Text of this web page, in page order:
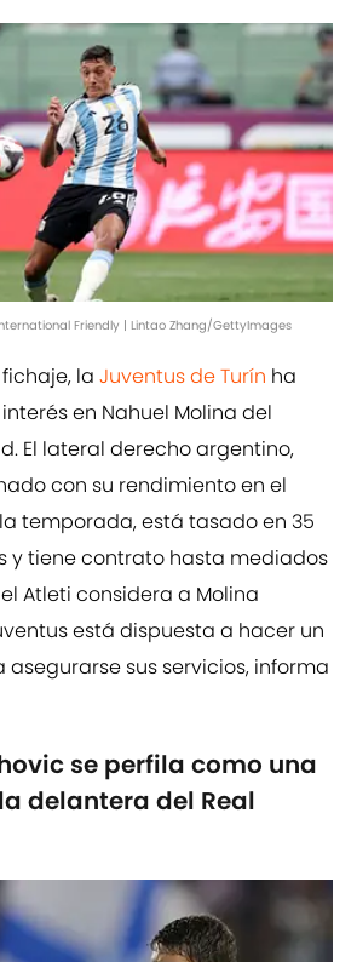
Friendly | Lintao Zhang/GettyImages
la Juventus de Turín ha
en Nahuel Molina del
El lateral derecho argentino,
con su rendimiento en el
temporada, está tasado en 35
y tiene contrato hasta mediados
Atleti considera a Molina
está dispuesta a hacer un
sus servicios, informa
se perfila como una
delantera del Real